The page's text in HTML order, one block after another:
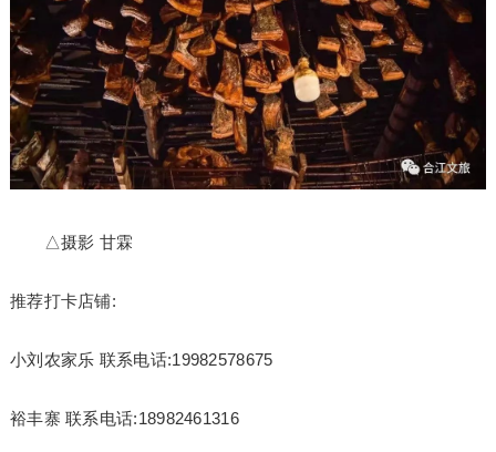
△摄影 甘霖
推荐打卡店铺:
小刘农家乐 联系电话:19982578675
裕丰寨 联系电话:18982461316